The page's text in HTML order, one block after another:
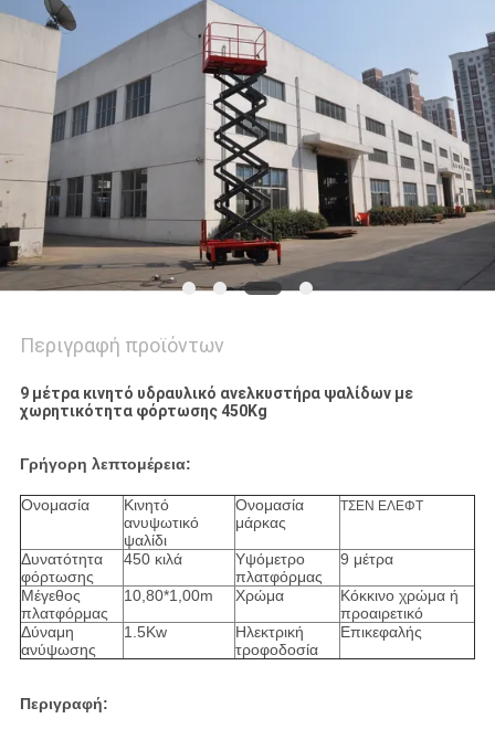
ΑΠΟΡΡΉΤΟΥ
Περιγραφή προϊόντων
9 μέτρα κινητό υδραυλικό ανελκυστήρα ψαλίδων με
χωρητικότητα φόρτωσης 450Kg
Γρήγορη λεπτομέρεια:
Ονομασία
Κινητό
ανυψωτικό
ψαλίδι
Ονομασία
μάρκας
ΤΣΕΝ ΕΛΕΦΤ
Δυνατότητα
φόρτωσης
450 κιλά
Υψόμετρο
πλατφόρμας
9 μέτρα
Μέγεθος
πλατφόρμας
10,80*1,00m Χρώμα
Κόκκινο χρώμα ή
προαιρετικό
Δύναμη
ανύψωσης
1.5Kw
Ηλεκτρική
τροφοδοσία
Επικεφαλής
Περιγραφή: